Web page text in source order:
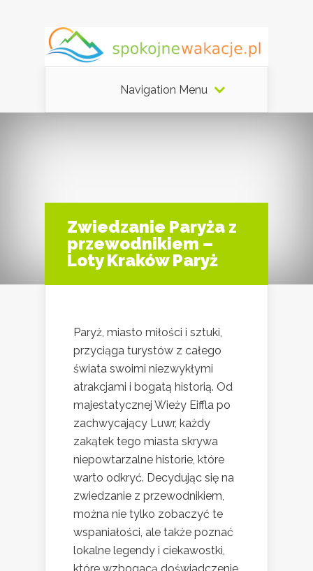
Navigation Menu
Zwiedzanie Paryża z
przewodnikiem –
Loty Kraków Paryż
Paryż, miasto miłości i sztuki,
przyciąga turystów z całego
świata swoimi niezwykłymi
atrakcjami i bogatą historią. Od
majestatycznej Wieży Eiffla po
zachwycający Luwr, każdy
zakątek tego miasta skrywa
niepowtarzalne historie, które
warto odkryć. Decydując się na
zwiedzanie z przewodnikiem,
można nie tylko zobaczyć te
wspaniałości, ale także poznać
lokalne legendy i ciekawostki,
które wzbogacą doświadczenie.